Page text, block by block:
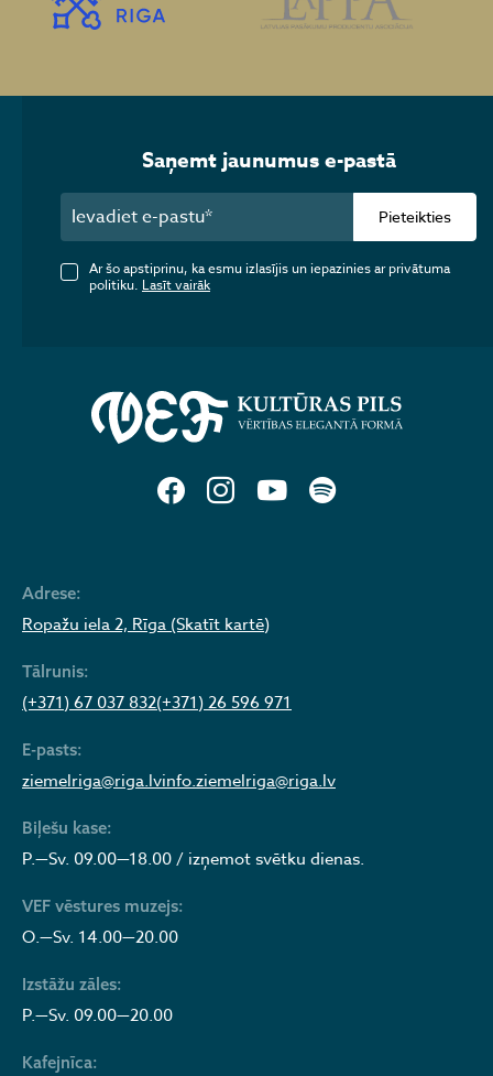
Adrese:
Ropažu iela 2, Rīga (Skatīt kartē)
Tālrunis:
(+371) 67 037 832(+371) 26 596 971
E-pasts:
ziemelriga@riga.lvinfo.ziemelriga@riga.lv
Biļešu kase:
P.—Sv. 09.00—18.00 / izņemot svētku dienas.
VEF vēstures muzejs:
O.—Sv. 14.00—20.00
Izstāžu zāles:
P.—Sv. 09.00—20.00
Kafejnīca:
Saņemt jaunumus e-pastā
Pieteikties
Ar šo apstiprinu, ka esmu izlasījis un iepazinies ar privātuma
politiku. Lasīt vairāk